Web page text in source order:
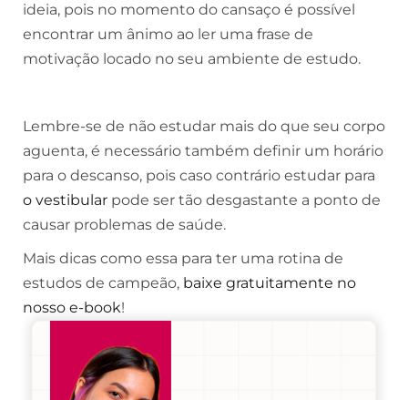
ideia, pois no momento do cansaço é possível
encontrar um ânimo ao ler uma frase de
motivação locado no seu ambiente de estudo.
Lembre-se de não estudar mais do que seu corpo
aguenta, é necessário também definir um horário
para o descanso, pois caso contrário estudar para
o vestibular pode ser tão desgastante a ponto de
causar problemas de saúde.
Mais dicas como essa para ter uma rotina de
estudos de campeão, baixe gratuitamente no
nosso e-book!